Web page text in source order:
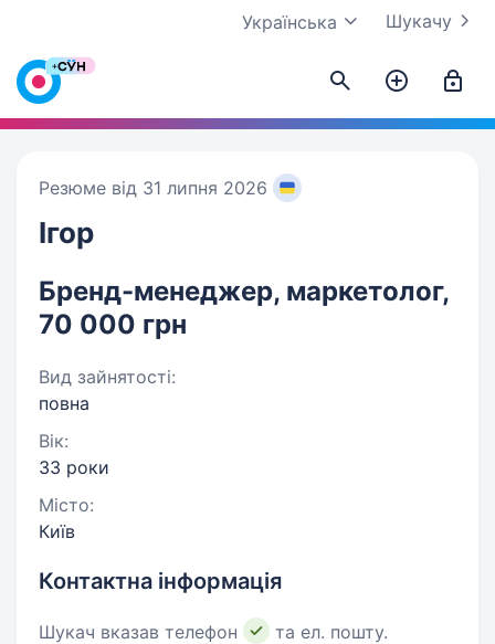
Шукачу
Українська
Резюме від 31 липня 2026
Ігор
Бренд-менеджер, маркетолог,
70 000 грн
Вид зайнятості:
повна
Вік:
33 роки
Місто:
Київ
Контактна інформація
Шукач вказав телефон
та ел. пошту.